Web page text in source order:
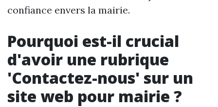
confiance envers la mairie.
Pourquoi est-il crucial
d'avoir une rubrique
'Contactez-nous' sur un
site web pour mairie ?